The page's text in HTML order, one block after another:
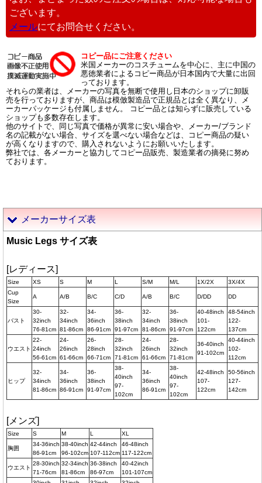
ございます。
メールにてお問合せください。
コピー品にご注意ください
米国メーカーのコスチュームを中心に、主に中国の
悪徳業者によるコピー商品が日本国内で大量に出回
っております。
それらの業者は、メーカーの写真を無断で使用し日本のショップに卸販
売を行っておりますが、商品は模倣製造品で正規品とは全く異なり、メ
ーカーパッケージも付属しません。 コピー品とは知らずに販売している
ショップも多数存在します。
他のサイトで、同じ写真で価格が異常に安い場合や、メーカー/ブランド
名の記載がない場合、サイズを選べない場合などは、コピー商品の疑い
が高くなりますので、購入されないようにお願いいたします。
弊社では、各メーカーと協力してコピー品販売、製造業者の摘発に努め
ております。
メーカーサイズ表
Music Legs サイズ表
[レディース]
Size XS S M L S/M M/L 1X/2X
3X/4X
Cup
Size
A A/B B/C C/D A/B B/C D/DD DD
バスト
30-
32inch
76-81cm
32-
34inch
81-86cm
34-
36inch
86-91cm
36-
38inch
91-97cm
32-
34inch
81-86cm
36-
38inch
91-97cm
40-48inch
101-
122cm
48-54inch
122-
137cm
ウエスト
22-
24inch
56-61cm
24-
26inch
61-66cm
26-
28inch
66-71cm
28-
32inch
71-81cm
24-
26inch
61-66cm
28-
32inch
71-81cm
36-40inch
91-102cm
40-44inch
102-
112cm
ヒップ
32-
34inch
81-86cm
34-
36inch
86-91cm
36-
38inch
91-97cm
38-
40inch
97-
102cm
34-
36inch
86-91cm
38-
40inch
97-
102cm
42-48inch
107-
122cm
50-56inch
127-
142cm
[メンズ]
Size S M L XL
胸囲
34-36inch
86-91cm
38-40inch
96-102cm
42-44inch
107-112cm
46-48inch
117-122cm
ウエスト
28-30inch
71-76cm
32-34inch
81-86cm
36-38inch
86-97cm
40-42inch
101-107cm